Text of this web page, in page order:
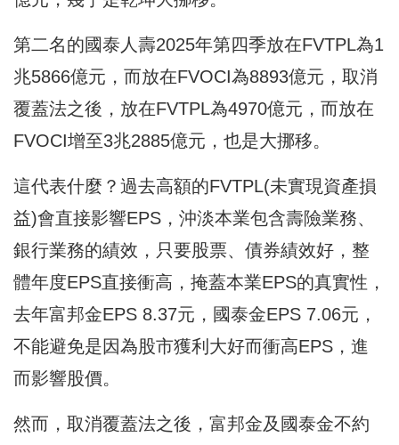
第二名的國泰人壽2025年第四季放在FVTPL為1
兆5866億元，而放在FVOCI為8893億元，取消
覆蓋法之後，放在FVTPL為4970億元，而放在
FVOCI增至3兆2885億元，也是大挪移。
這代表什麼？過去高額的FVTPL(未實現資產損
益)會直接影響EPS，沖淡本業包含壽險業務、
銀行業務的績效，只要股票、債券績效好，整
體年度EPS直接衝高，掩蓋本業EPS的真實性，
去年富邦金EPS 8.37元，國泰金EPS 7.06元，
不能避免是因為股市獲利大好而衝高EPS，進
而影響股價。
然而，取消覆蓋法之後，富邦金及國泰金不約